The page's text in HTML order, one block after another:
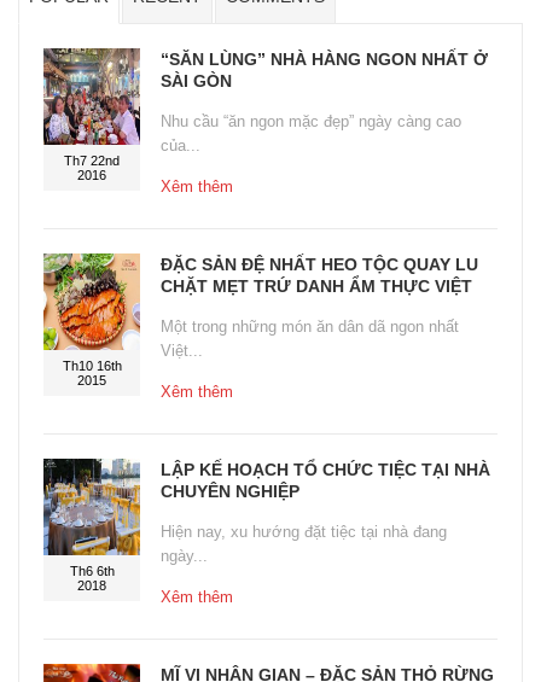
Th7 22nd
2016
“SĂN LÙNG” NHÀ HÀNG NGON NHẤT Ở
SÀI GÒN
Nhu cầu “ăn ngon mặc đẹp” ngày càng cao
của...
Xêm thêm
Th10 16th
2015
ĐẶC SẢN ĐỆ NHẤT HEO TỘC QUAY LU
CHẶT MẸT TRỨ DANH ẨM THỰC VIỆT
Một trong những món ăn dân dã ngon nhất
Việt...
Xêm thêm
Th6 6th
2018
LẬP KẾ HOẠCH TỔ CHỨC TIỆC TẠI NHÀ
CHUYÊN NGHIỆP
Hiện nay, xu hướng đặt tiệc tại nhà đang
ngày...
Xêm thêm
MĨ VỊ NHÂN GIAN – ĐẶC SẢN THỎ RỪNG